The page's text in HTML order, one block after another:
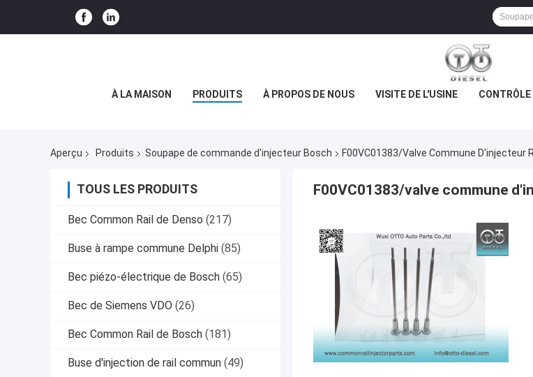
À LA MAISON PRODUITS À PROPOS DE NOUS VISITE DE L'USINE
Aperçu Produits Soupape de commande d'injecteur Bosch F00VC01383/valve Commune D'injecteur
TOUS LES PRODUITS
Bec Common Rail de Denso (217)
Buse à rampe commune Delphi (85)
Bec piézo-électrique de Bosch (65)
Bec de Siemens VDO (26)
Bec Common Rail de Bosch (181)
Buse d'injection de rail commun (49)
F00VC01383/valve commune